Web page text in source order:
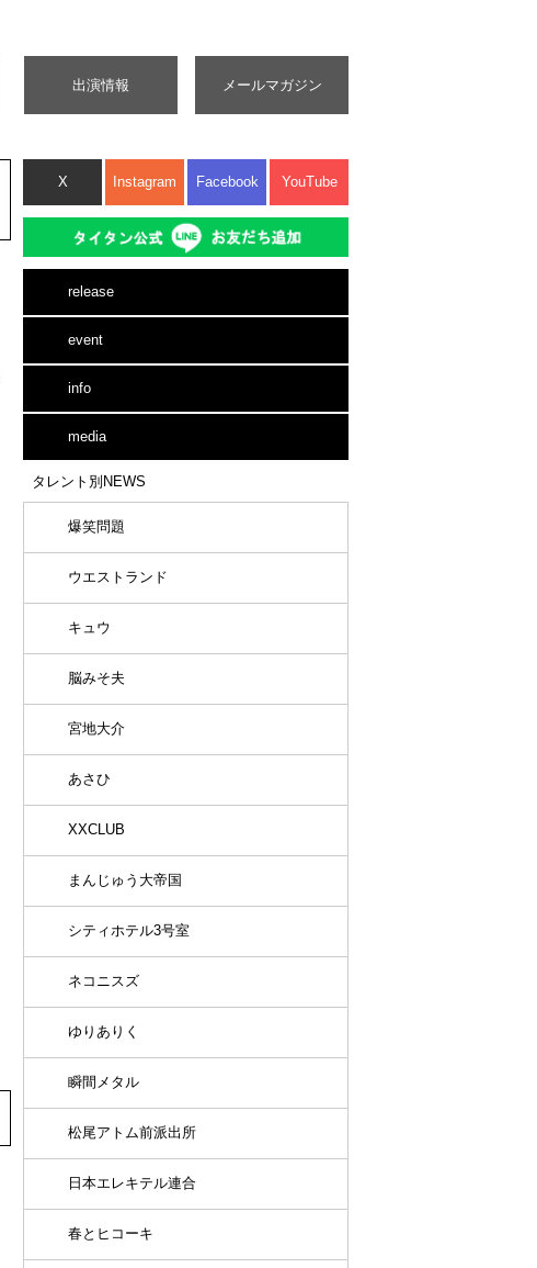
出演情報 メールマガジン
X Instagram Facebook YouTube
release
event
info
media
タレント別NEWS
爆笑問題
ウエストランド
キュウ
脳みそ夫
宮地大介
あさひ
XXCLUB
まんじゅう大帝国
シティホテル3号室
ネコニスズ
ゆりありく
瞬間メタル
松尾アトム前派出所
日本エレキテル連合
春とヒコーキ